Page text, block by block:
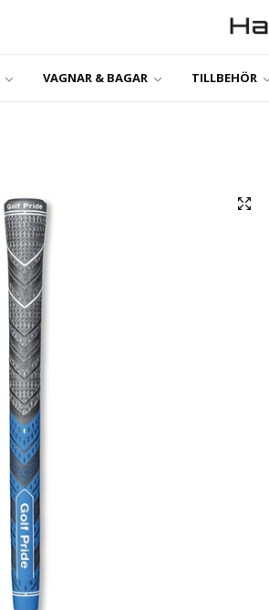
VAGNAR & BAGAR TILLBEHÖR